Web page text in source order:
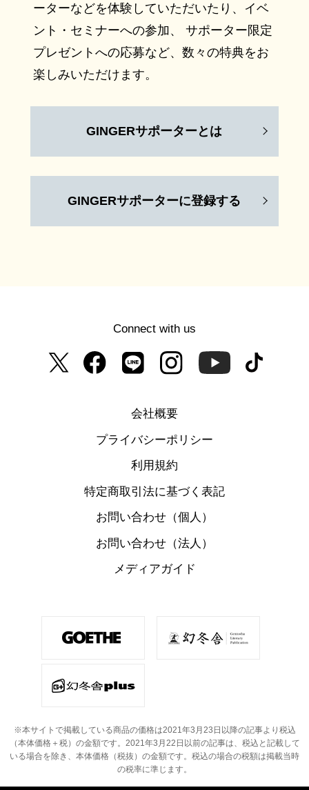
ーターなどを体験していただいたり、イベ
ント・セミナーへの参加、 サポーター限定
プレゼントへの応募など、数々の特典をお
楽しみいただけます。
GINGERサポーターとは
GINGERサポーターに登録する
Connect with us
会社概要
プライバシーポリシー
利用規約
特定商取引法に基づく表記
お問い合わせ（個人）
お問い合わせ（法人）
メディアガイド
※本サイトで掲載している商品の価格は2021年3月23日以降の記事より税込
（本体価格＋税）の金額です。 2021年3月22日以前の記事は、税込と記載して
いる場合を除き、本体価格（税抜）の金額です。 税込の場合の税額は掲載当時
の税率に準じます。